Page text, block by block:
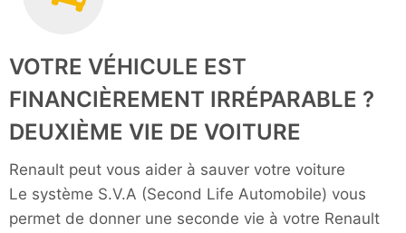
VOTRE VÉHICULE EST
FINANCIÈREMENT IRRÉPARABLE ?
DEUXIÈME VIE DE VOITURE
Renault peut vous aider à sauver votre voiture
Le système S.V.A (Second Life Automobile) vous
permet de donner une seconde vie à votre Renault